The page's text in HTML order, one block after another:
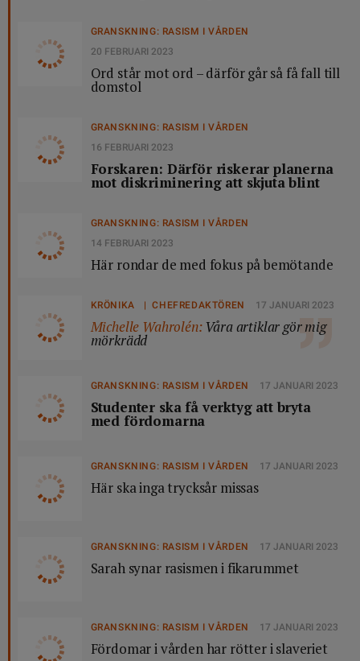
GRANSKNING: RASISM I VÅRDEN
20 FEBRUARI 2023
Ord står mot ord – därför går så få fall till
domstol
GRANSKNING: RASISM I VÅRDEN
16 FEBRUARI 2023
Forskaren: Därför riskerar planerna
mot diskriminering att skjuta blint
GRANSKNING: RASISM I VÅRDEN
14 FEBRUARI 2023
Här rondar de med fokus på bemötande
KRÖNIKA | CHEFREDAKTÖREN 17 JANUARI 2023
Michelle Wahrolén:Våra artiklar gör mig
mörkrädd
GRANSKNING: RASISM I VÅRDEN 17 JANUARI 2023
Studenter ska få verktyg att bryta
med fördomarna
GRANSKNING: RASISM I VÅRDEN 17 JANUARI 2023
Här ska inga trycksår missas
GRANSKNING: RASISM I VÅRDEN 17 JANUARI 2023
Sarah synar rasismen i fikarummet
GRANSKNING: RASISM I VÅRDEN 17 JANUARI 2023
Fördomar i vården har rötter i slaveriet